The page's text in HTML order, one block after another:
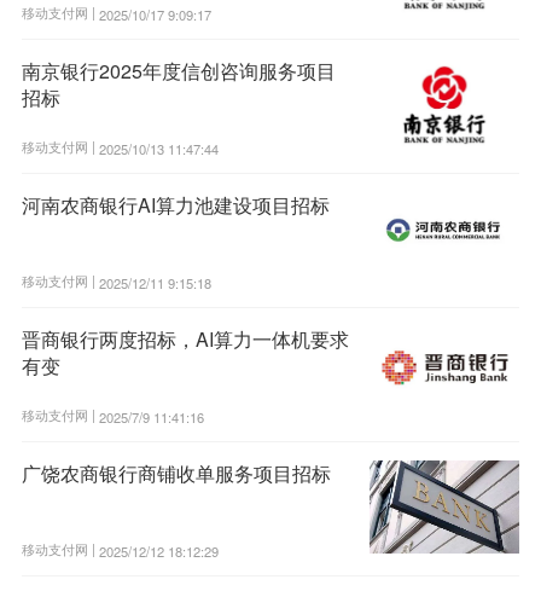
移动支付网 | 2025/10/17 9:09:17
南京银行2025年度信创咨询服务项目
招标
移动支付网 | 2025/10/13 11:47:44
河南农商银行AI算力池建设项目招标
移动支付网 | 2025/12/11 9:15:18
晋商银行两度招标，AI算力一体机要求
有变
移动支付网 | 2025/7/9 11:41:16
广饶农商银行商铺收单服务项目招标
移动支付网 | 2025/12/12 18:12:29